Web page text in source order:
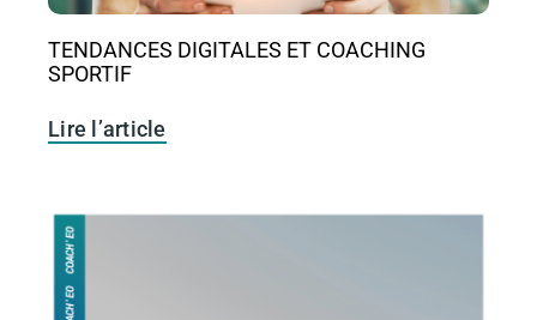
TENDANCES DIGITALES ET COACHING
SPORTIF
Lire l’article